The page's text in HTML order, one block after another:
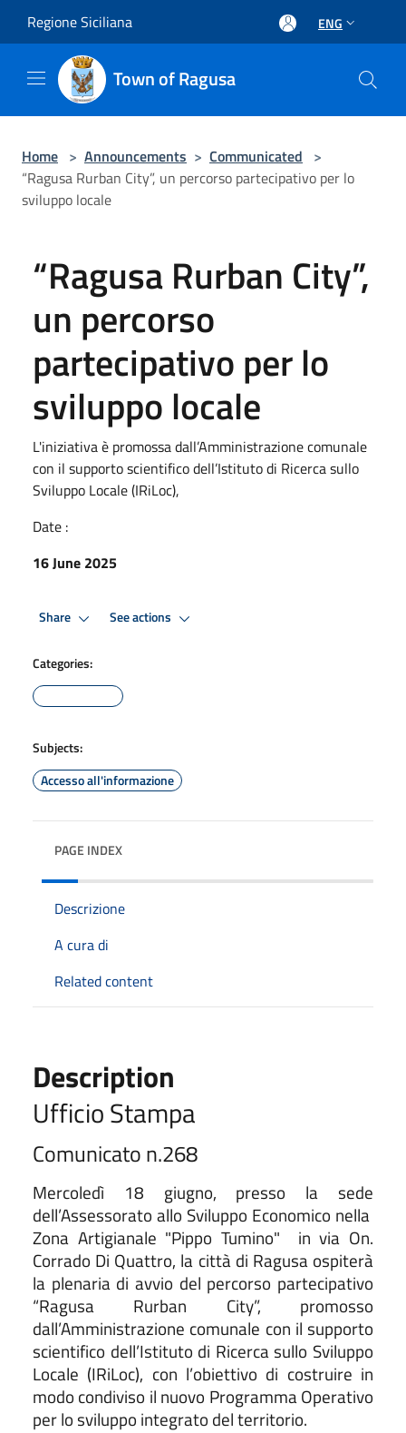
Regione Siciliana ENG
Town of Ragusa
Home > Announcements > Communicated >
“Ragusa Rurban City”, un percorso partecipativo per lo
sviluppo locale
“Ragusa Rurban City”,
un percorso
partecipativo per lo
sviluppo locale
L'iniziativa è promossa dall’Amministrazione comunale
con il supporto scientifico dell’Istituto di Ricerca sullo
Sviluppo Locale (IRiLoc),
Date :
16 June 2025
Share See actions
Categories:
Subjects:
Accesso all'informazione
PAGE INDEX
Descrizione
A cura di
Related content
Description
Ufficio Stampa
Comunicato n.268
Mercoledì 18 giugno, presso la sede
dell’Assessorato allo Sviluppo Economico nella
Zona Artigianale "Pippo Tumino"
in via On.
Corrado Di Quattro, la città di Ragusa ospiterà
la plenaria di avvio del percorso partecipativo
“Ragusa Rurban City”, promosso
dall’Amministrazione comunale con il supporto
scientifico dell’Istituto di Ricerca sullo Sviluppo
Locale (IRiLoc), con l’obiettivo di costruire in
modo condiviso il nuovo Programma Operativo
per lo sviluppo integrato del territorio.